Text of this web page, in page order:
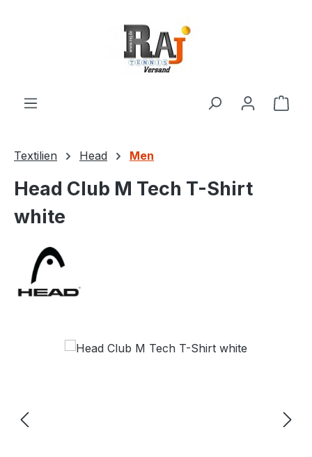
Textilien Head Men
Head Club M Tech T-Shirt
white
Bildergalerie überspringen